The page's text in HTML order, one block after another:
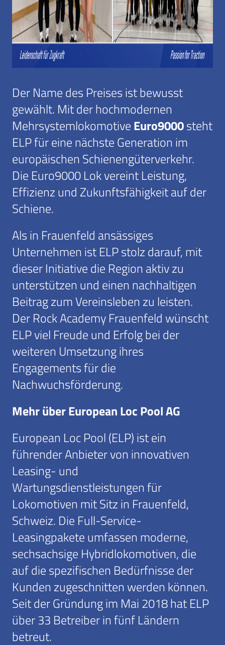
Der Name des Preises ist bewusst
gewählt. Mit der hochmodernen
Mehrsystemlokomotive Euro9000steht
ELP für eine nächste Generation im
europäischen Schienengüterverkehr.
Die Euro9000 Lok vereint Leistung,
Effizienz und Zukunftsfähigkeit auf der
Schiene.
Als in Frauenfeld ansässiges
Unternehmen ist ELP stolz darauf, mit
dieser Initiative die Region aktiv zu
unterstützen und einen nachhaltigen
Beitrag zum Vereinsleben zu leisten.
Der Rock Academy Frauenfeld wünscht
ELP viel Freude und Erfolg bei der
weiteren Umsetzung ihres
Engagements für die
Nachwuchsförderung.
Mehr über European Loc Pool AG
European Loc Pool (ELP) ist ein
führender Anbieter von innovativen
Leasing- und
Wartungsdienstleistungen für
Lokomotiven mit Sitz in Frauenfeld,
Schweiz. Die Full-Service-
Leasingpakete umfassen moderne,
sechsachsige Hybridlokomotiven, die
auf die spezifischen Bedürfnisse der
Kunden zugeschnitten werden können.
Seit der Gründung im Mai 2018 hat ELP
über 33 Betreiber in fünf Ländern
betreut.